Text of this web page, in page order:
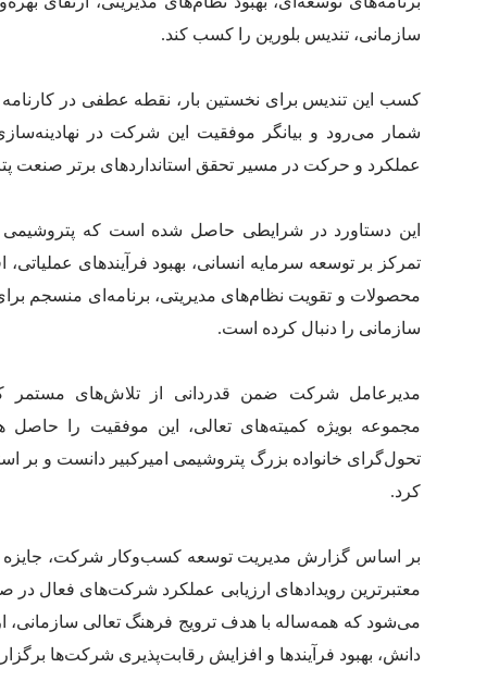
سازمانی، تندیس بلورین را کسب کند.
کسب این تندیس برای نخستین بار، نقطه عطفی در کارنامه
شمار می‌رود و بیانگر موفقیت این شرکت در
عملکرد و حرکت در مسیر تحقق استانداردهای برتر صنعت
این دستاورد در شرایطی حاصل شده است که پتروشیمی
تمرکز بر توسعه سرمایه انسانی، بهبود فرآیندهای
محصولات و تقویت نظام‌های مدیریتی، برنامه‌ای منسجم
سازمانی را دنبال کرده است.
مدیرعامل شرکت ضمن قدردانی از تلاش‌های مستمر
مجموعه بویژه کمیته‌های تعالی، این موفقیت را
تحول‌گرای خانواده بزرگ پتروشیمی امیرکبیر دانست و بر
کرد.
بر اساس گزارش مدیریت توسعه کسب‌وکار شرکت، جایزه
معتبرترین رویدادهای ارزیابی عملکرد شرکت‌های فعال
می‌شود که همه‌ساله با هدف ترویج فرهنگ تعالی سازمانی،
دانش، بهبود فرآیندها و افزایش رقابت‌پذیری شرکت‌ها